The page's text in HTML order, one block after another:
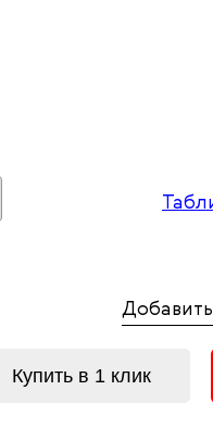
Купить в 1 клик